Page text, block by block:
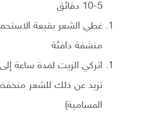
5-10 دقائق
غطي الشعر بقبعة
منشفة دافئة
اتركي الزيت لمدة ساعة
تزيد عن ذلك للشعر
المسامية)